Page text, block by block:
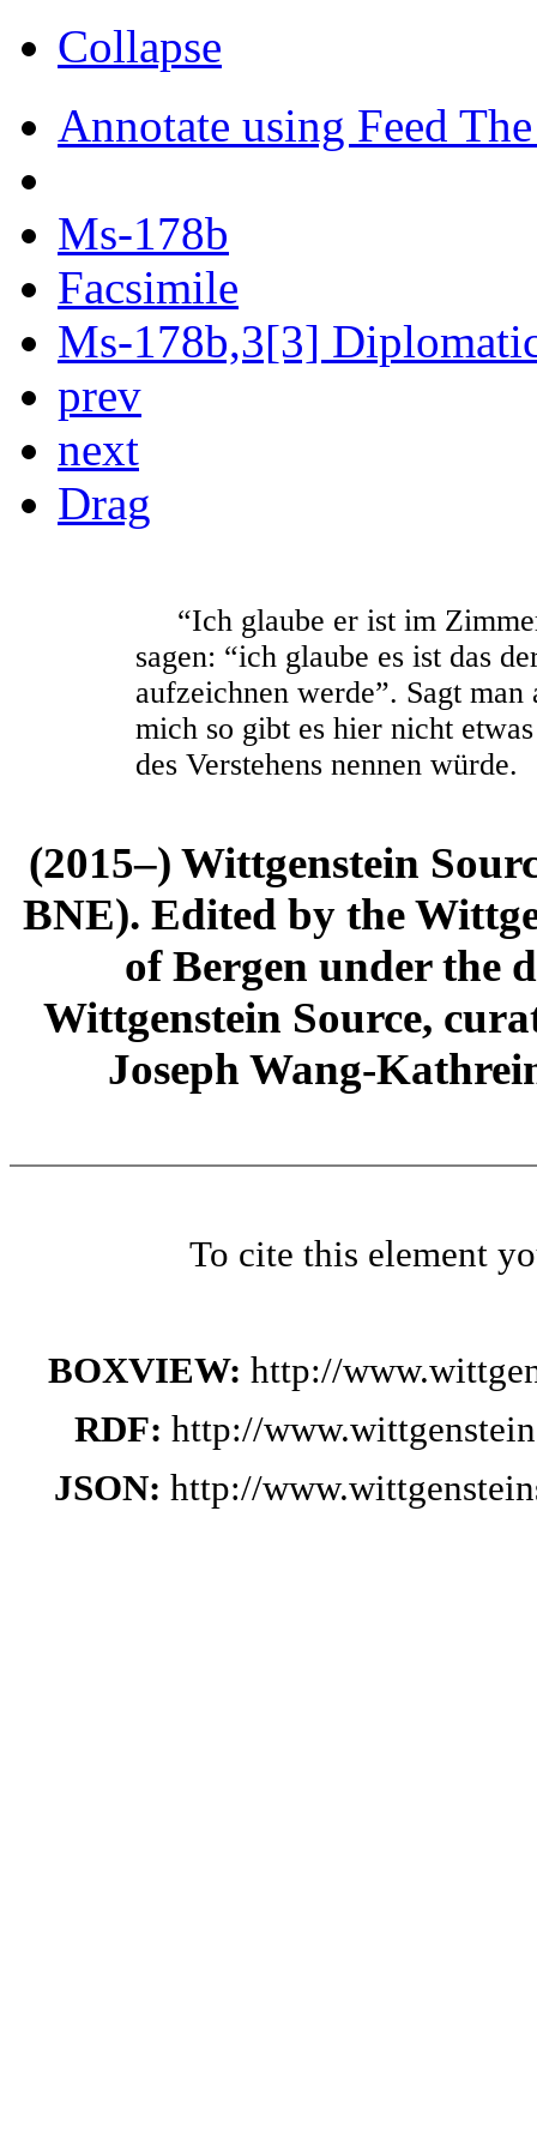
Collapse
Annotate using Feed
Ms-178b
Facsimile
Ms-178b,3[3]
prev
next
Drag
“Ich glaube er ist im
sagen: “ich glaube es ist das
aufzeichnen werde”. Sagt
mich so gibt es hier nicht
des Verstehens nennen würde.
(2015–) Wittgenstein
BNE). Edited by the
of Bergen under the
Wittgenstein Source,
Joseph Wang-
To cite this element
BOXVIEW: http://
RDF: http://
JSON: http://